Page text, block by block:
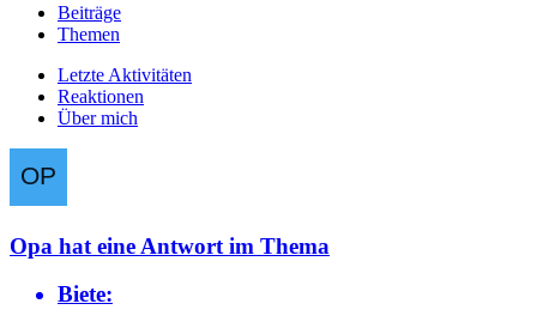
Beiträge
Themen
Letzte Aktivitäten
Reaktionen
Über mich
Opa hat eine Antwort im Thema
Biete: